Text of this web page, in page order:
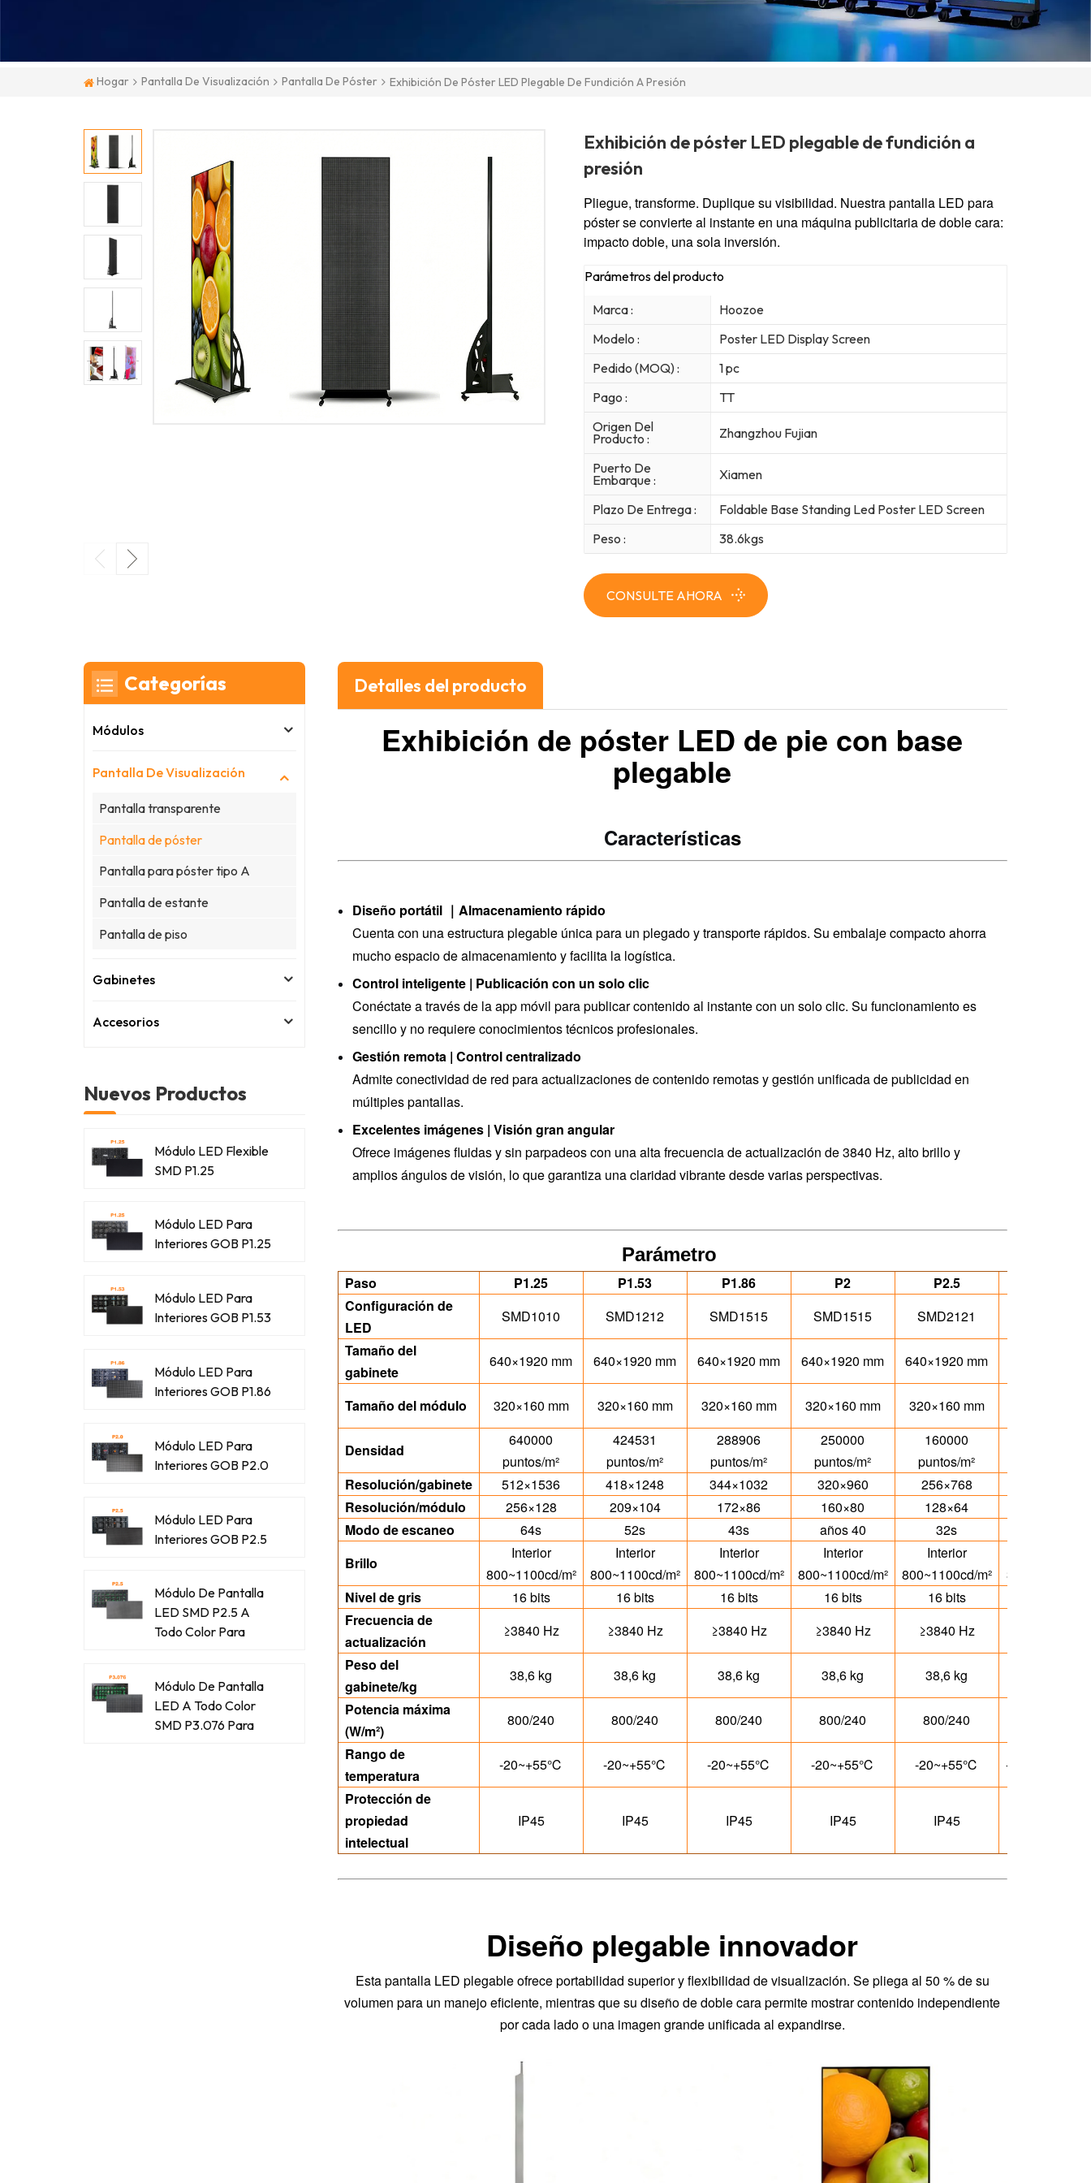
Hogar Pantalla De Visualización Pantalla De Póster Exhibición De Póster LED Plegable De Fundición A Presión
Exhibición de póster LED plegable de fundición a
presión
Pliegue, transforme. Duplique su visibilidad. Nuestra pantalla LED para
póster se convierte al instante en una máquina publicitaria de doble cara:
impacto doble, una sola inversión.
Parámetros del producto
Marca :
Hoozoe
Modelo :
Poster LED Display Screen
Pedido (MOQ) :
1 pc
Pago :
TT
Origen Del
Producto : Zhangzhou Fujian
Puerto De
Embarque : Xiamen
Plazo De Entrega :
Foldable Base Standing Led Poster LED Screen
Peso :
38.6kgs
CONSULTE AHORA
Detalles del producto
Exhibición de póster LED de pie con base
plegable
Características
Diseño portátil ｜Almacenamiento rápido
Cuenta con una estructura plegable única para un plegado y transporte rápidos. Su embalaje compacto ahorra
mucho espacio de almacenamiento y facilita la logística.
Control inteligente | Publicación con un solo clic
Conéctate a través de la app móvil para publicar contenido al instante con un solo clic. Su funcionamiento es
sencillo y no requiere conocimientos técnicos profesionales.
Gestión remota | Control centralizado
Admite conectividad de red para actualizaciones de contenido remotas y gestión unificada de publicidad en
múltiples pantallas.
Excelentes imágenes | Visión gran angular
Ofrece imágenes fluidas y sin parpadeos con una alta frecuencia de actualización de 3840 Hz, alto brillo y
amplios ángulos de visión, lo que garantiza una claridad vibrante desde varias perspectivas.
Parámetro
Paso P1.25 P1.53 P1.86 P2 P2.5
Configuración de
LED
SMD1010 SMD1212 SMD1515 SMD1515 SMD2121
Tamaño del
gabinete
640×1920 mm 640×1920 mm 640×1920 mm 640×1920 mm 640×1920 mm
Tamaño del módulo 320×160 mm 320×160 mm 320×160 mm 320×160 mm 320×160 mm
Densidad
640000
puntos/m²
424531
puntos/m²
288906
puntos/m²
250000
puntos/m²
160000
puntos/m²
Resolución/gabinete
512×1536 418×1248 344×1032 320×960 256×768
Resolución/módulo
256×128 209×104 172×86 160×80 128×64
Modo de escaneo
64s 52s 43s años 40 32s
Brillo
Interior
800~1100cd/m²
Interior
800~1100cd/m²
Interior
800~1100cd/m²
Interior
800~1100cd/m²
Interior
800~1100cd/m²
3900cd/m²
Nivel de gris
16 bits 16 bits 16 bits 16 bits 16 bits
Frecuencia de
actualización
≥3840 Hz ≥3840 Hz ≥3840 Hz ≥3840 Hz ≥3840 Hz
Peso del
gabinete/kg
38,6 kg 38,6 kg 38,6 kg 38,6 kg 38,6 kg
Potencia máxima
(W/m²)
800/240 800/240 800/240 800/240 800/240
Rango de
temperatura
-20~+55℃ -20~+55℃ -20~+55℃ -20~+55℃ -20~+55℃ -20~+55℃
Protección de
propiedad
intelectual
IP45 IP45 IP45 IP45 IP45
Diseño plegable innovador
Esta pantalla LED plegable ofrece portabilidad superior y flexibilidad de visualización. Se pliega al 50 % de su
volumen para un manejo eficiente, mientras que su diseño de doble cara permite mostrar contenido independiente
por cada lado o una imagen grande unificada al expandirse.
Categorías
Módulos
Pantalla De Visualización
Pantalla transparente
Pantalla de póster
Pantalla para póster tipo A
Pantalla de estante
Pantalla de piso
Gabinetes
Accesorios
Nuevos Productos
Módulo LED Flexible
SMD P1.25
Módulo LED Para
Interiores GOB P1.25
Módulo LED Para
Interiores GOB P1.53
Módulo LED Para
Interiores GOB P1.86
Módulo LED Para
Interiores GOB P2.0
Módulo LED Para
Interiores GOB P2.5
Módulo De Pantalla
LED SMD P2.5 A
Todo Color Para
Módulo De Pantalla
LED A Todo Color
SMD P3.076 Para